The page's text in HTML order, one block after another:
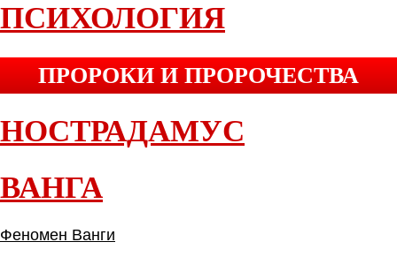
ПСИХОЛОГИЯ
ПРОРОКИ И ПРОРОЧЕСТВА
НОСТРАДАМУС
ВАНГА
Феномен Ванги